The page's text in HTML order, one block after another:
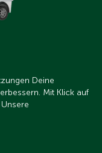
Deine
Mit Klick auf